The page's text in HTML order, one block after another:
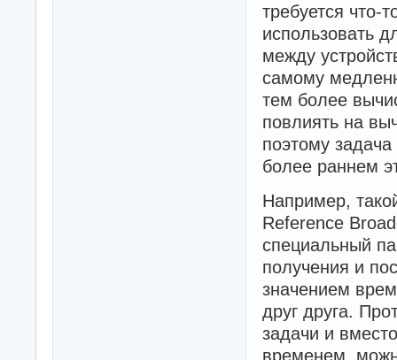
требуется что-
использовать
между
самому
тем более
повлиять на
поэтому
более раннем
Например,
Reference
специальный
получения и
значением
друг друга.
задачи и
временем,